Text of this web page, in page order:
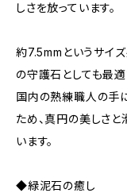
しさを放っています。
約7.5mmというサイ
の守護石としても最適
国内の熟練職人の手
ため、真円の美しさ
います。
◆緑泥石の癒し